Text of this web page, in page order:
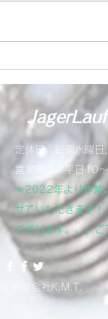
定休日：毎週水曜日
営業時間：平日10
＊2022年より作業
せていただきます！
ございます。。。ご
有限会社K.M.T.